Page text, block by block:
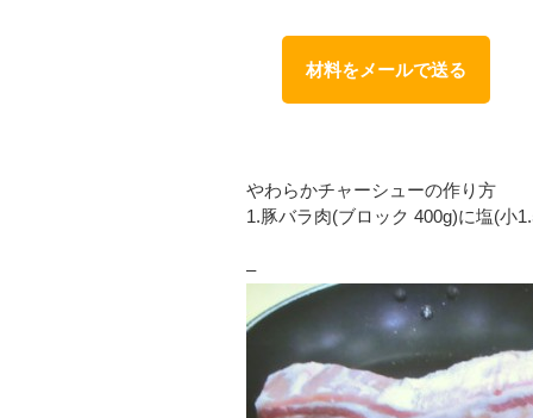
材料をメールで送る
やわらかチャーシューの作り方
1.豚バラ肉(ブロック 400g)に塩(小
–